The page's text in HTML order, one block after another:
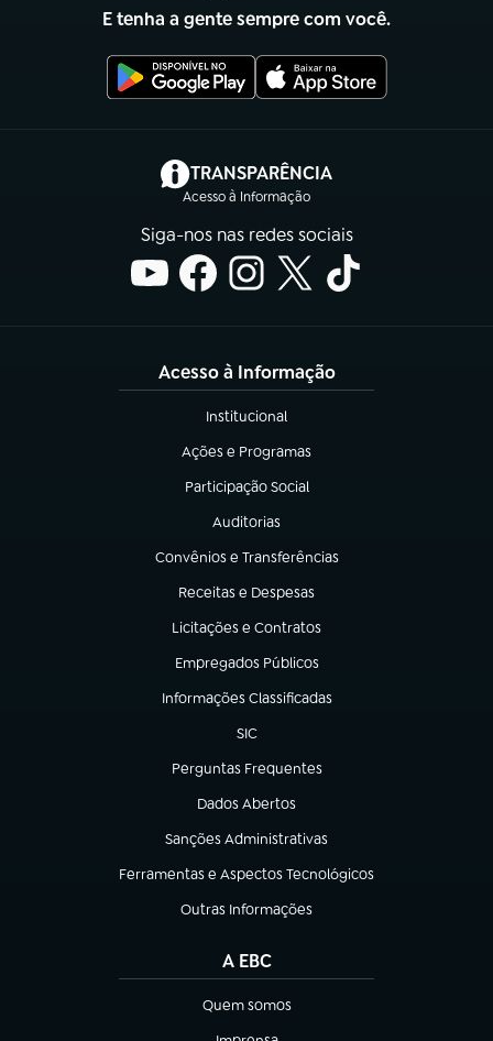
E tenha a gente sempre com você.
TRANSPARÊNCIA
Acesso à Informação
(abre em nova aba)
Siga-nos nas redes sociais
Acesso à Informação
Institucional
(abre em nova aba)
Ações e Programas
(abre em nova aba)
Participação Social
(abre em nova aba)
Auditorias
(abre em nova aba)
Convênios e Transferências
(abre em nova aba)
Receitas e Despesas
(abre em nova aba)
Licitações e Contratos
(abre em nova aba)
Empregados Públicos
(abre em nova aba)
Informações Classificadas
(abre em nova aba)
SIC
(abre em nova aba)
Perguntas Frequentes
(abre em nova aba)
Dados Abertos
(abre em nova aba)
Sanções Administrativas
(abre em nova aba)
Ferramentas e Aspectos Tecnológicos
(abre em nova aba)
Outras Informações
(abre em nova aba)
A EBC
Quem somos
(abre em nova aba)